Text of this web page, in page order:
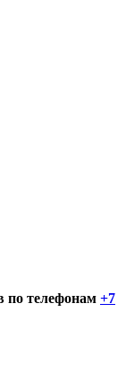
по телефонам +7